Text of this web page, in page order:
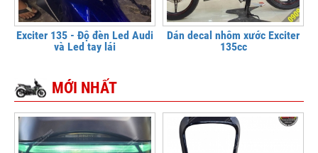
Exciter 135 - Độ đèn Led Audi
và Led tay lái
Dán decal nhôm xước Exciter
135cc
MỚI NHẤT